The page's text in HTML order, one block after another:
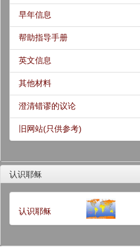
早年信息
帮助指导手册
英文信息
其他材料
澄清错谬的议论
旧网站(只供参考)
认识耶稣
认识耶稣